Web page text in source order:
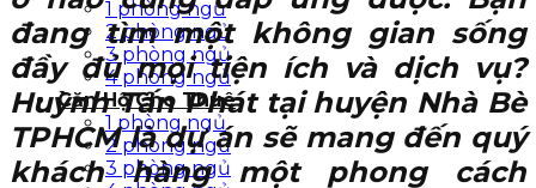
1 phòng ngủ
2 phòng ngủ
3 phòng ngủ
4 phòng ngủ
Căn Hộ Cho Thuê
1 phòng ngủ
2 phòng ngủ
3 phòng ngủ
đang tìm một không gian sống
đầy đủ mọi tiện ích và dịch vụ?
Huỳnh Tấn Phát tại huyện Nhà Bè
TPHCM là dự án sẽ mang đến quý
khách hàng một phong cách